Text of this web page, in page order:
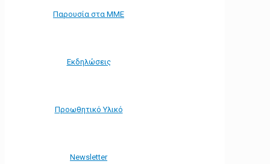
Παρουσία στα ΜΜΕ
Εκδηλώσεις
Προωθητικό Υλικό
Νewsletter